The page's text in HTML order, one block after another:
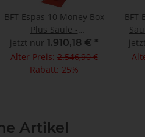
BFT Espas 10 Money Box
Plus Säule -
Programmierbar
jetzt nur 1.910,18 € *
Alter Preis:2.546,90 €
Rabatt: 25%
BFT
Artikel